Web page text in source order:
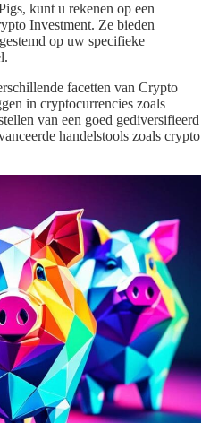
kunt u rekenen op een
Investment. Ze bieden
op uw specifieke
facetten van Crypto
in cryptocurrencies zoals
van een goed gediversifieerd
handelstools zoals crypto